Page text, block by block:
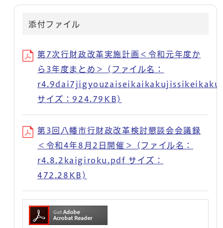
添付ファイル
第7次行財政改革実施計画＜令和元年度か
ら3年度まとめ＞ (ファイル名：
サイズ：924.79KB)
第3回八幡市行財政改革検討懇談会会議録
＜令和4年8月2日開催＞ (ファイル名：
r4.8.2kaigiroku.pdf サイズ：
472.28KB)